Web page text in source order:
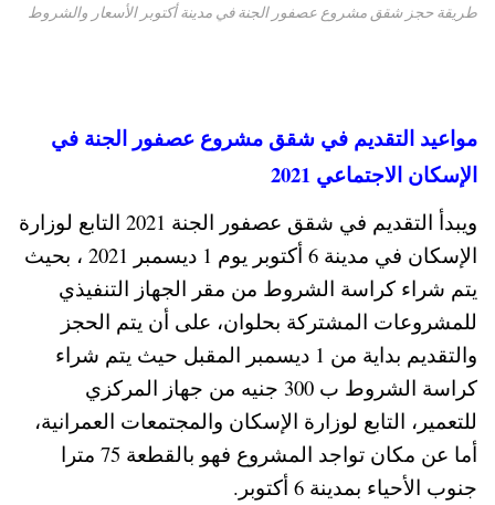
طريقة حجز شقق مشروع عصفور الجنة في مدينة أكتوبر الأسعار والشروط
مواعيد التقديم في شقق مشروع عصفور الجنة في
الإسكان الاجتماعي 2021
ويبدأ التقديم في شقق عصفور الجنة 2021 التابع لوزارة
الإسكان في مدينة 6 أكتوبر يوم 1 ديسمبر 2021 ، بحيث
يتم شراء كراسة الشروط من مقر الجهاز التنفيذي
للمشروعات المشتركة بحلوان، على أن يتم الحجز
والتقديم بداية من 1 ديسمبر المقبل حيث يتم شراء
كراسة الشروط ب 300 جنيه من جهاز المركزي
للتعمير، التابع لوزارة الإسكان والمجتمعات العمرانية،
أما عن مكان تواجد المشروع فهو بالقطعة 75 مترا
جنوب الأحياء بمدينة 6 أكتوبر.